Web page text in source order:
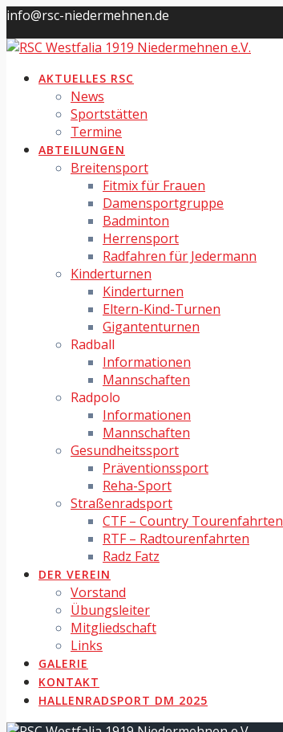
Skip
content
info@rsc-niedermehnen.de
AKTUELLES RSC
News
Sportstätten
Termine
ABTEILUNGEN
Breitensport
Fitmix für Frauen
Damensportgruppe
Badminton
Herrensport
Radfahren für Jedermann
Kinderturnen
Kinderturnen
Eltern-Kind-Turnen
Gigantenturnen
Radball
Informationen
Mannschaften
Radpolo
Informationen
Mannschaften
Gesundheitssport
Präventionssport
Reha-Sport
Straßenradsport
CTF – Country Tourenfahrten
RTF – Radtourenfahrten
Radz Fatz
DER VEREIN
Vorstand
Übungsleiter
Mitgliedschaft
Links
GALERIE
KONTAKT
HALLENRADSPORT DM 2025